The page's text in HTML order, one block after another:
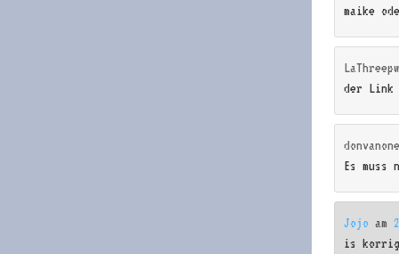
maike
der Link
donvanone
Es
Jojo am
is